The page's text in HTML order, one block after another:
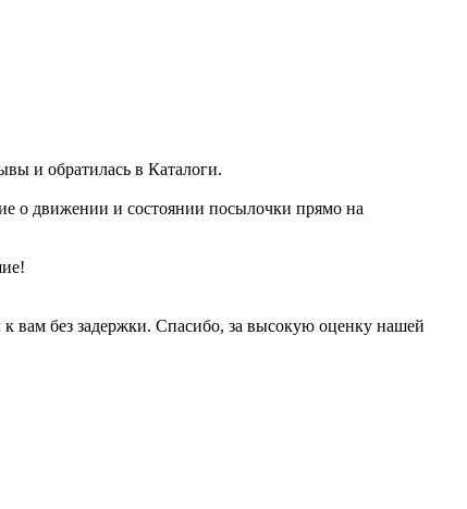
и обратилась в Каталоги.
о движении и состоянии посылочки прямо на
вам без задержки. Спасибо, за высокую оценку нашей